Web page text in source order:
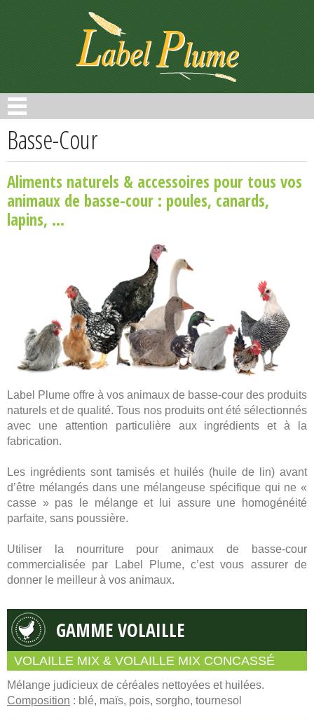
Basse-Cour
Aliments naturels & accessoires pour tous vos
animaux de basse-cour : poules, canards,
lapins, ...
Label Plume offre à vos animaux de basse-cour des produits
naturels et de qualité. Tous nos produits ont été sélectionnés
avec une attention particulière aux ingrédients et à la
fabrication.
Les ingrédients sont tamisés et huilés (huile de lin) avant
d’être mélangés dans une mélangeuse spécifique qui ne «
casse » pas le mélange et lui assure une homogénéité
parfaite, sans poussière.
Utiliser la nourriture pour animaux de basse-cour
commercialisée par Label Plume, c’est vous assurer de
donner le meilleur à vos animaux.
GAMME VOLAILLE
VOLAILLE MIX & VOLAILLE MIX CONCASSÉ
Mélange judicieux de céréales nettoyées et huilées.
Composition : blé, maïs, pois, sorgho, tournesol